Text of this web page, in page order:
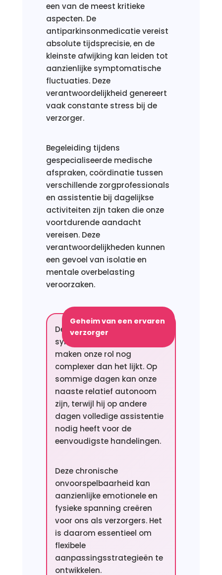
een van de meest kritieke
aspecten. De
antiparkinsonmedicatie vereist
absolute tijdsprecisie, en de
kleinste afwijking kan leiden tot
aanzienlijke symptomatische
fluctuaties. Deze
verantwoordelijkheid genereert
vaak constante stress bij de
verzorger.
Begeleiding tijdens
gespecialiseerde medische
afspraken, coördinatie tussen
verschillende zorgprofessionals
en assistentie bij dagelijkse
activiteiten zijn taken die onze
voortdurende aandacht
vereisen. Deze
verantwoordelijkheden kunnen
een gevoel van isolatie en
mentale overbelasting
veroorzaken.
Geheim van een ervaren
verzorger
De fluctuaties van de
symptomen van de ziekte
maken onze rol nog
complexer dan het lijkt. Op
sommige dagen kan onze
naaste relatief autonoom
zijn, terwijl hij op andere
dagen volledige assistentie
nodig heeft voor de
eenvoudigste handelingen.
Deze chronische
onvoorspelbaarheid kan
aanzienlijke emotionele en
fysieke spanning creëren
voor ons als verzorgers. Het
is daarom essentieel om
flexibele
aanpassingsstrategieën te
ontwikkelen.